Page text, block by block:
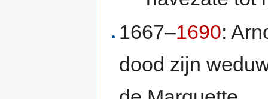
1667–1690:
dood zijn